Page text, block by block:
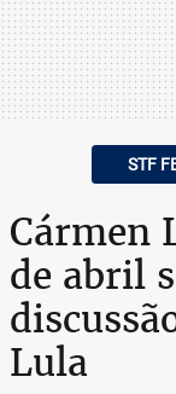
STF
Cármen
de abril
Lula